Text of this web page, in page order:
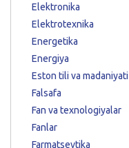
Elektronika
Elektrotexnika
Energetika
Energiya
Eston tili va madaniyati
Falsafa
Fan va texnologiyalar
Fanlar
Farmatsevtika